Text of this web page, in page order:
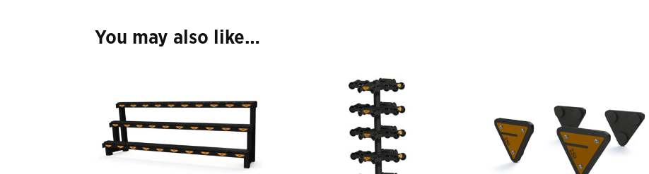
You may also like…